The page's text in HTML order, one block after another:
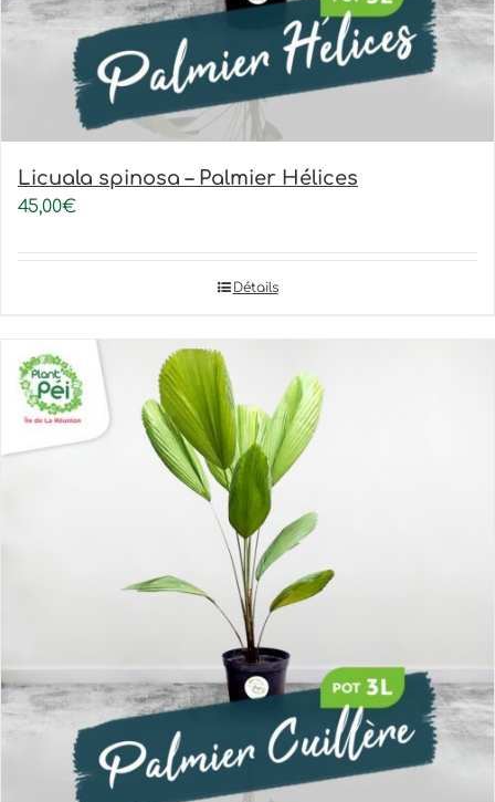
Licuala spinosa – Palmier Hélices
45,00€
Détails